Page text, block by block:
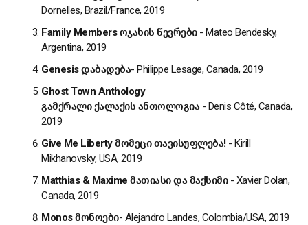
Dornelles, Brazil/France, 2019
Family Membersოჯახის წევრები- Mateo Bendesky,
Argentina, 2019
Genesisდაბადება- Philippe Lesage, Canada, 2019
Ghost Town Anthology
გამქრალიქალაქის ანთოლოგია- Denis Côté, Canada,
2019
Give Me Libertyმომეცითავისუფლება!- Kirill
Mikhanovsky, USA, 2019
Matthias & Maxime მათიასიდამაქსიმი- Xavier Dolan,
Canada, 2019
Monosმონოები- Alejandro Landes, Colombia/USA, 2019